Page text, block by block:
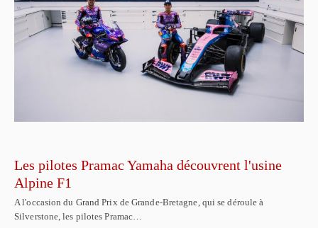
Les pilotes Pramac Yamaha découvrent l'usine
Alpine F1
A l'occasion du Grand Prix de Grande-Bretagne, qui se déroule à
Silverstone, les pilotes Pramac…